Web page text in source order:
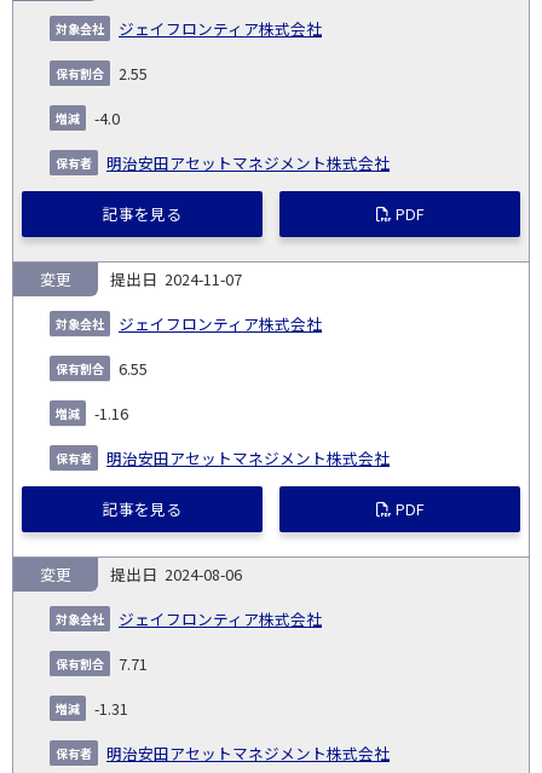
NO.
告
義
務
発
生
日
提
日
証券
対
ジェイフロンティア株式会社
2.55
-4.0
明治安田アセットマネジメント株式会社
記事を見る PDF
2024-11-07
ジェイフロンティア株式会社
変更
6.55
-1.16
明治安田アセットマネジメント株式会社
記事を見る PDF
2024-08-06
ジェイフロンティア株式会社
変更
7.71
-1.31
明治安田アセットマネジメント株式会社